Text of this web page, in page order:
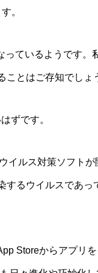
。
ているようです。
とはご存知でしょ
ずです。
イルス対策ソフト
するウイルスであっ
Storeからアプリ